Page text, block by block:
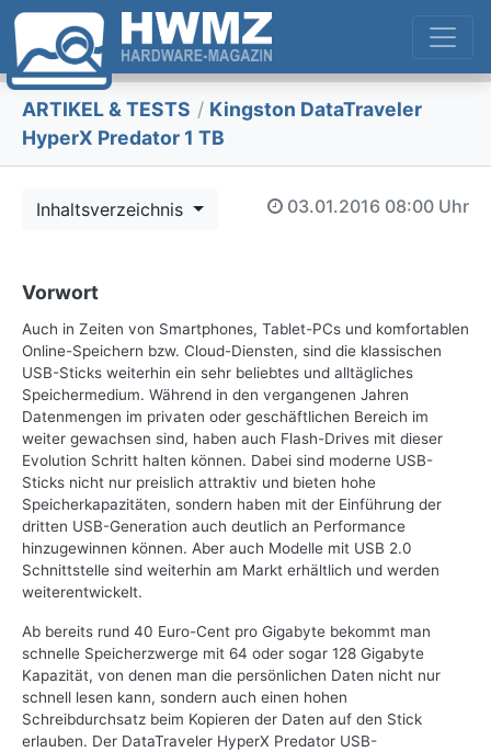
ARTIKEL & TESTS / Kingston DataTraveler
HyperX Predator 1 TB
Inhaltsverzeichnis 03.01.2016 08:00 Uhr
Vorwort
Auch in Zeiten von Smartphones, Tablet-PCs und komfortablen
Online-Speichern bzw. Cloud-Diensten, sind die klassischen
USB-Sticks weiterhin ein sehr beliebtes und alltägliches
Speichermedium. Während in den vergangenen Jahren
Datenmengen im privaten oder geschäftlichen Bereich im
weiter gewachsen sind, haben auch Flash-Drives mit dieser
Evolution Schritt halten können. Dabei sind moderne USB-
Sticks nicht nur preislich attraktiv und bieten hohe
Speicherkapazitäten, sondern haben mit der Einführung der
dritten USB-Generation auch deutlich an Performance
hinzugewinnen können. Aber auch Modelle mit USB 2.0
Schnittstelle sind weiterhin am Markt erhältlich und werden
weiterentwickelt.
Ab bereits rund 40 Euro-Cent pro Gigabyte bekommt man
schnelle Speicherzwerge mit 64 oder sogar 128 Gigabyte
Kapazität, von denen man die persönlichen Daten nicht nur
schnell lesen kann, sondern auch einen hohen
Schreibdurchsatz beim Kopieren der Daten auf den Stick
erlauben. Der DataTraveler HyperX Predator USB-